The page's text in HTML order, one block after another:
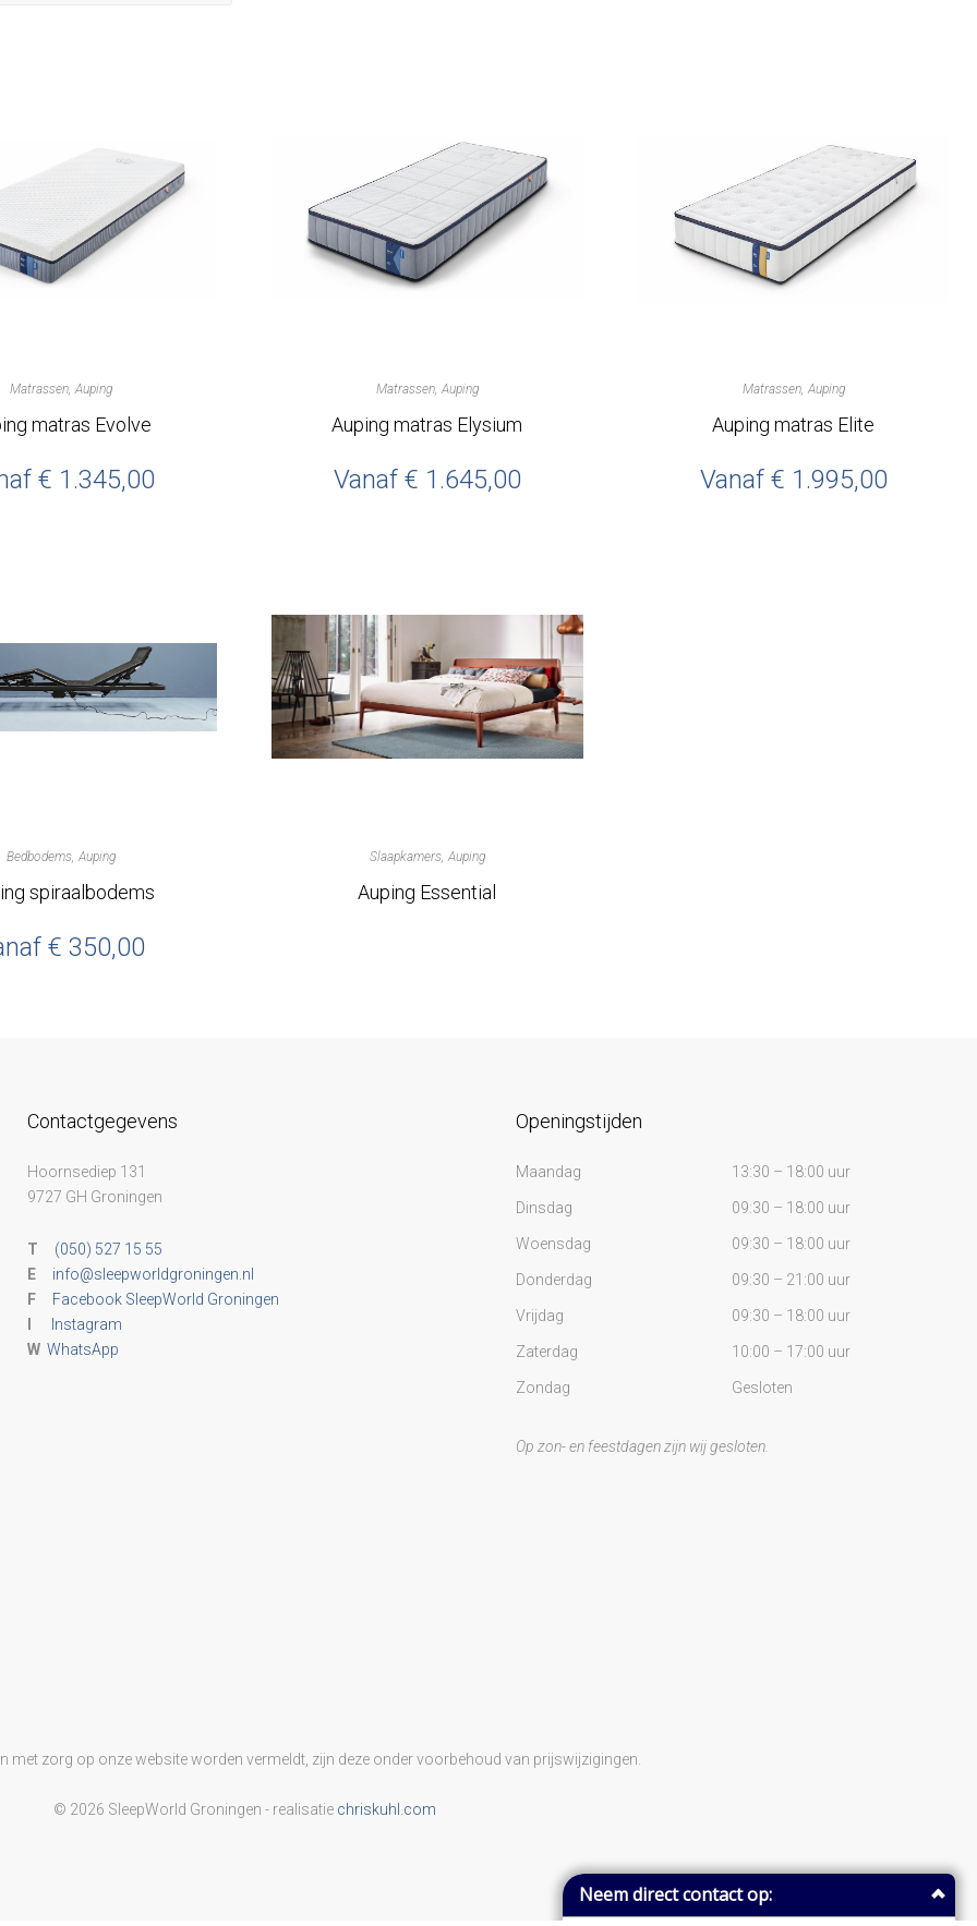
Matrassen Auping
matras Evolve
€ 1.345,00
Matrassen Auping
Auping matras Elysium
Vanaf € 1.645,00
Matrassen Auping
Auping matras Elite
Vanaf € 1.995,00
Bedbodems Auping
spiraalbodems
€ 350,00
Slaapkamers Auping
Auping Essential
Contactgegevens
Hoornsediep 131
9727 GH Groningen
T
(050) 527 15 55
E
info@sleepworldgroningen.nl
F
Facebook SleepWorld Groningen
Instagram
W WhatsApp
Openingstijden
Maandag 13:30 – 18:00 uur
Dinsdag 09:30 – 18:00 uur
Woensdag 09:30 – 18:00 uur
Donderdag 09:30 – 21:00 uur
Vrijdag 09:30 – 18:00 uur
Zaterdag 10:00 – 17:00 uur
Zondag Gesloten
Op zon- en feestdagen zijn wij gesloten.
met zorg op onze website worden vermeldt, zijn deze onder voorbehoud van prijswijzigingen.
© 2026 SleepWorld Groningen - realisatie chriskuhl.com
Neem direct contact op: